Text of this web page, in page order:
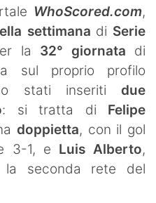
WhoScored.com,
settimana di Serie
la 32° giornata di
sul proprio profilo
stati inseriti due
: si tratta di Felipe
doppietta, con il gol
3-1, e Luis Alberto,
seconda rete del